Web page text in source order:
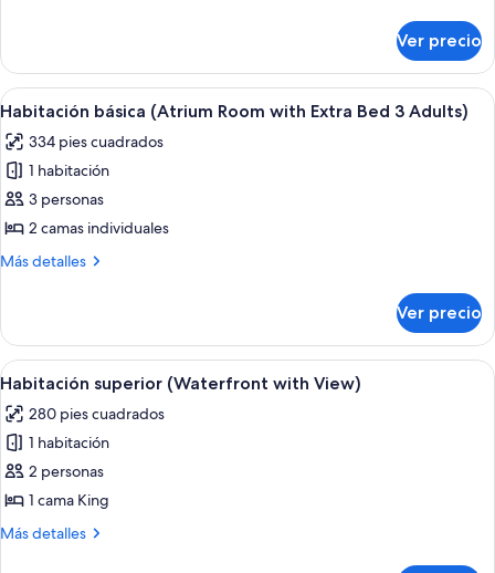
w/Extra
Bed
2
Ad
+
Ch)
básica
(Atrium
Room
Bed
2
Ad
+
Ver precio
Abrir
todas
las
fotos
de
Habitación
básica
with
Extra
Bed
3
Adults)
Minibar, caja de seguridad en la
14
Habitación básica (Atrium Room with Extra Bed 3 Adults)
334 pies cuadrados
1 habitación
3 personas
2 camas individuales
Más detalles
Más
básica
(Atrium
Room
Extra
Bed
Adults)
Ver precio
Abrir
todas
las
fotos
de
Habitación
superior
Una habitación de hotel con un
12
Habitación superior (Waterfront with View)
280 pies cuadrados
1 habitación
2 personas
1 cama King
Más detalles
Más